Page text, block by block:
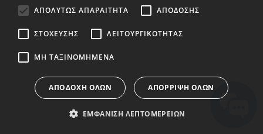
ESTONIAN
FINNISH
ΑΠΟΛΎΤΩΣ ΑΠΑΡΑΊΤΗΤΑ
ΑΠΌΔΟΣΗΣ
ΣΤΌΧΕΥΣΗΣ ΛΕΙΤΟΥΡΓΙΚΌΤΗΤΑΣ
ΜΗ ΤΑΞΙΝΟΜΗΜΈΝΑ
ΑΠΟΔΟΧΉ ΌΛΩΝ ΑΠΌΡΡΙΨΗ ΌΛΩΝ
ΕΜΦΆΝΙΣΗ ΛΕΠΤΟΜΕΡΕΙΏΝ